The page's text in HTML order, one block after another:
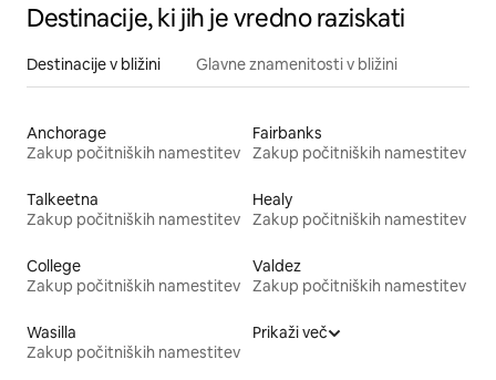
Destinacije, ki jih je vredno raziskati
Destinacije v bližini Glavne znamenitosti v bližini
Anchorage
Zakup počitniških namestitev
Fairbanks
Zakup počitniških namestitev
Talkeetna
Zakup počitniških namestitev
Healy
Zakup počitniških namestitev
College
Zakup počitniških namestitev
Valdez
Zakup počitniških namestitev
Wasilla
Zakup počitniških namestitev
Prikaži več